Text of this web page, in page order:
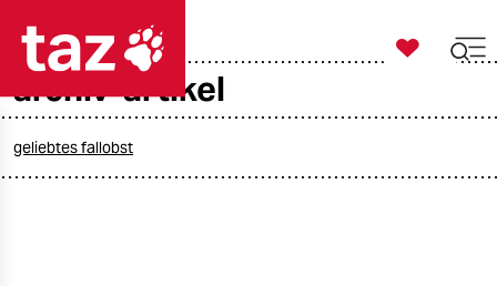

taz zahl ich
archiv-artikel
geliebtes fallobst